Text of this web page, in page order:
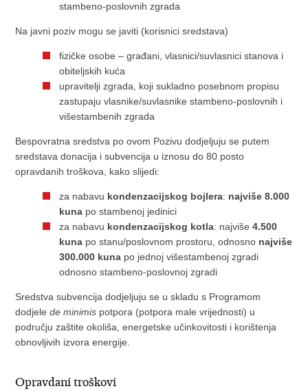
stambeno-poslovnih zgrada
Na javni poziv mogu se javiti (korisnici sredstava)
fizičke osobe – građani, vlasnici/suvlasnici stanova i
obiteljskih kuća
upravitelji zgrada, koji sukladno posebnom propisu
zastupaju vlasnike/suvlasnike stambeno-poslovnih i
višestambenih zgrada
Bespovratna sredstva po ovom Pozivu dodjeljuju se putem
sredstava donacija i subvencija u iznosu do 80 posto
opravdanih troškova, kako slijedi:
za nabavu kondenzacijskog bojlera: najviše 8.000
kuna po stambenoj jedinici
za nabavu kondenzacijskog kotla: najviše4.500
kuna po stanu/poslovnom prostoru, odnosno najviše
300.000 kuna po jednoj višestambenoj zgradi
odnosno stambeno-poslovnoj zgradi
Sredstva subvencija dodjeljuju se u skladu s Programom
dodjelede minimis potpora (potpora male vrijednosti) u
području zaštite okoliša, energetske učinkovitosti i korištenja
obnovljivih izvora energije.
Opravdani troškovi